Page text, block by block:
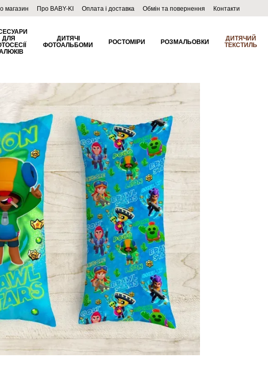
магазин Про BABY-KI Оплата і доставка Обмін та повернення
Контакти
оферти Блог
ДЛЯ
ДИТЯЧІ
ФОТОАЛЬБОМИ
РОСТОМІРИ РОЗМАЛЬОВКИ
ДИТЯЧИЙ
ТЕКСТИЛЬ